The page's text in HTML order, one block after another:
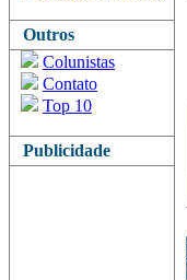
Outros
Colunistas
Contato
Top 10
Publicidade